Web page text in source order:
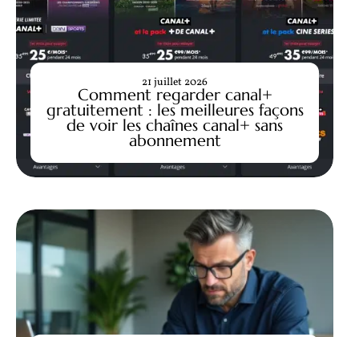
Comment regarder canal+
gratuitement : les meilleures façons
de voir les chaînes canal+ sans
abonnement
21 juillet 2026